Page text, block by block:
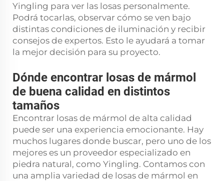
Yingling para ver las losas personalmente.
Podrá tocarlas, observar cómo se ven bajo
distintas condiciones de iluminación y recibir
consejos de expertos. Esto le ayudará a tomar
la mejor decisión para su proyecto.
Dónde encontrar losas de mármol
de buena calidad en distintos
tamaños
Encontrar losas de mármol de alta calidad
puede ser una experiencia emocionante. Hay
muchos lugares donde buscar, pero uno de los
mejores es un proveedor especializado en
piedra natural, como Yingling. Contamos con
una amplia variedad de losas de mármol en